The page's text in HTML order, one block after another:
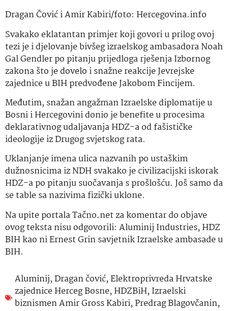
Dragan Čović i Amir Kabiri/foto: Hercegovina.info
Svakako eklatantan primjer koji govori u prilog ovoj
tezi je i djelovanje bivšeg izraelskog ambasadora Noah
Gal Gendler po pitanju prijedloga rješenja Izbornog
zakona što je dovelo i snažne reakcije Jevrejske
zajednice u BIH predvođene Jakobom Fincijem.
Međutim, snažan angažman Izraelske diplomatije u
Bosni i Hercegovini donio je benefite u procesima
deklarativnog udaljavanja HDZ-a od fašističke
ideologije iz Drugog svjetskog rata.
Uklanjanje imena ulica nazvanih po ustaškim
dužnosnicima iz NDH svakako je civilizacijski iskorak
HDZ-a po pitanju suočavanja s prošlošću. Još samo da
se table sa nazivima fizički uklone.
Na upite portala Tačno.net za komentar do objave
ovog teksta nisu odgovorili: Aluminij Industries, HDZ
BIH kao ni Ernest Grin savjetnik Izraelske ambasade u
BIH.
Aluminij,Dragan čović,Elektroprivreda Hrvatske
zajednice Herceg Bosne,HDZBiH, Izraelski
biznismen Amir Gross Kabiri,Predrag Blagovčanin,